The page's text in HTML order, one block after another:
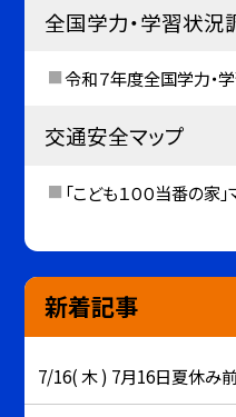
全国学力・学習状況
令和７年度全国学力・
交通安全マップ
「こども１００当番の家」
新着記事
7/16( 木 ) 7月16日夏休み